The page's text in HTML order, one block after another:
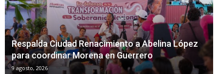
Respalda Ciudad Renacimiento a Abelina López
para coordinar Morena en Guerrero
9 agosto, 2026